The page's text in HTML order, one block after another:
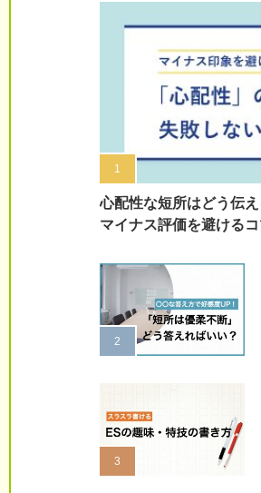
心配性な短所はどう伝
マイナス評価を避けるコ